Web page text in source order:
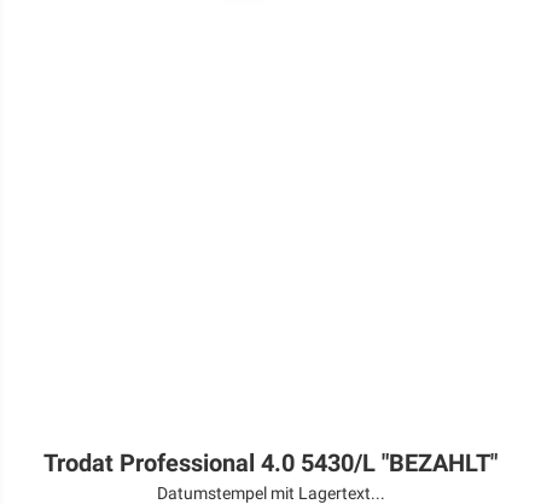
Trodat Professional 4.0 5430/L "BEZAHLT"
Datumstempel mit Lagertext...